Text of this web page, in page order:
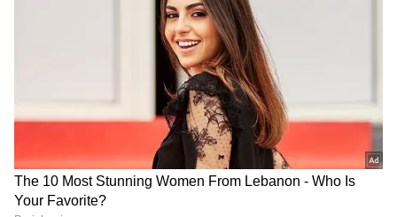
లాల్ దర్వాజా బోనాల ఉత్సవాల్లో కేటీఆర్ |
KTR | Lal Darwaza Bonalu
Peddi Sudarshan Reddy కుటుంబానికి
రూ.2.25 కోట్ల ఆర్థిక సాయం | KCR |
Asianet News Telugu